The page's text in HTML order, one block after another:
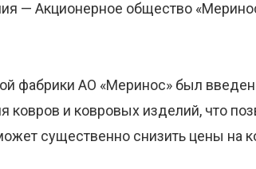
— Акционерное общество
фабрики АО «Меринос» был
ковров и ковровых изделий, что
существенно снизить цены на